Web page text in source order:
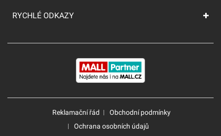
RYCHLÉ ODKAZY
Reklamační řád
Obchodní podmínky
Ochrana osobních údajů